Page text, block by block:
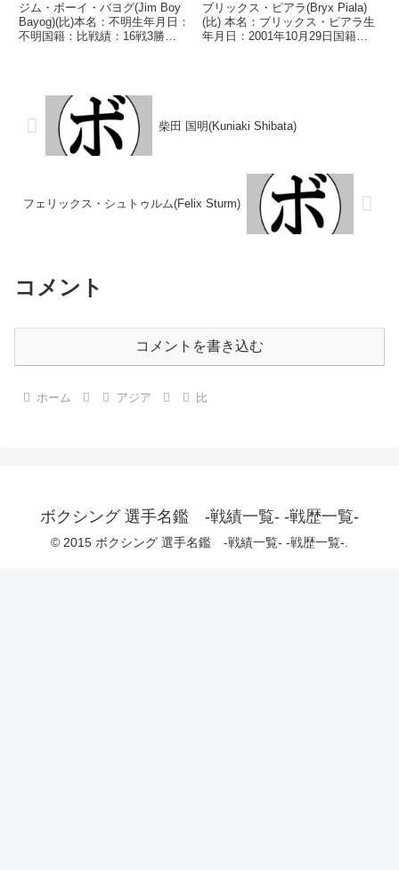
ジム・ボーイ・バヨグ(Jim Boy
Bayog)(比)本名：不明生年月日：
不明国籍：比戦績：16戦3勝
(比)1994/12/03 ○...
ブリックス・ピアラ(Bryx Piala)
(比) 本名：ブリックス・ピアラ生
年月日：2001年10月29日国籍：
柴田 国明(Kuniaki Shibata)
フェリックス・シュトゥルム(Felix Sturm)
コメント
コメントを書き込む
ホーム アジア 比
ボクシング 選手名鑑 -戦績一覧- -戦歴一覧-
© 2015 ボクシング 選手名鑑 -戦績一覧- -戦歴一覧-.